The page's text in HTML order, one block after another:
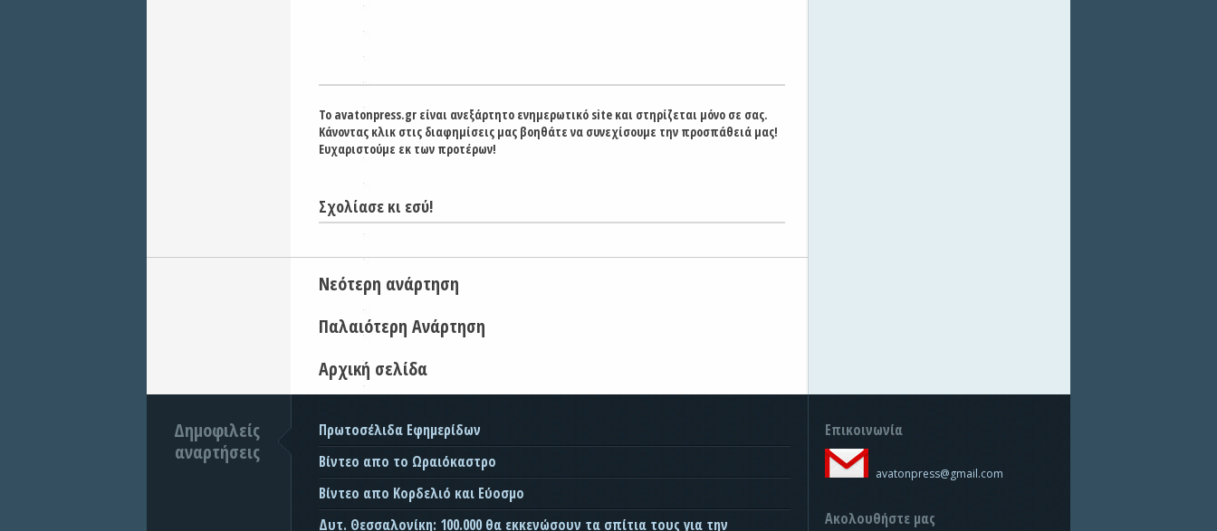
Το avatonpress.gr είναι ανεξάρτητο ενημερωτικό site και στηρίζεται μόνο σε σας.
Κάνοντας κλικ στις διαφημίσεις μας βοηθάτε να συνεχίσουμε την προσπάθειά μας!
Ευχαριστούμε εκ των προτέρων!
Σχολίασε κι εσύ!
Νεότερη ανάρτηση
Παλαιότερη Ανάρτηση
Αρχική σελίδα
Δημοφιλείς
αναρτήσεις
Πρωτοσέλιδα Εφημερίδων
Βίντεο απο το Ωραιόκαστρο
Βίντεο απο Κορδελιό και Εύοσμο
Δυτ. Θεσσαλονίκη: 100.000 θα εκκενώσουν τα σπίτια τους για την
Επικοινωνία
avatonpress@gmail.com
Ακολουθήστε μας